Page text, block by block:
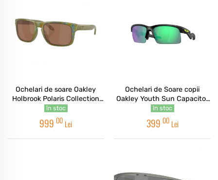
Ochelari de soare Oakley
Holbrook Polaris Collection
Fern Spacedust / Prizm
Tungsten Polarized
în stoc
999 00 Lei
Ochelari de Soare copii
Oakley Youth Sun Capacitor
Matte Black / Prizm Road
Jade
în stoc
399 00 Lei